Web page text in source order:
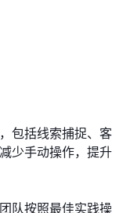
包括线索捕捉、客
少手动操作，提升
队按照最佳实践操